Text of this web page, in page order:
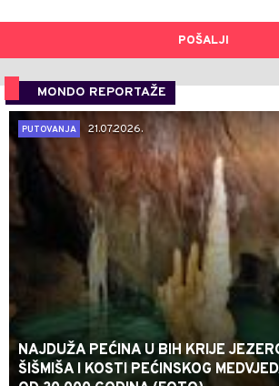
POŠALJI
MONDO REPORTAŽE
PUTOVANJA
21.07.2026.
NAJDUŽA PEĆINA U BIH KRIJE
ŠIŠMIŠA I KOSTI PEĆINSKOG